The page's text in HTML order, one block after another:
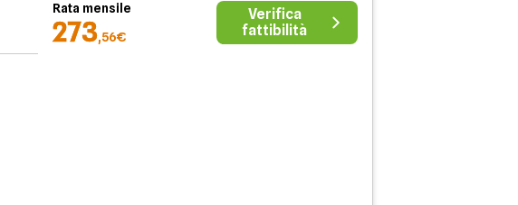
Rata mensile
273,56€
Verifica
fattibilità